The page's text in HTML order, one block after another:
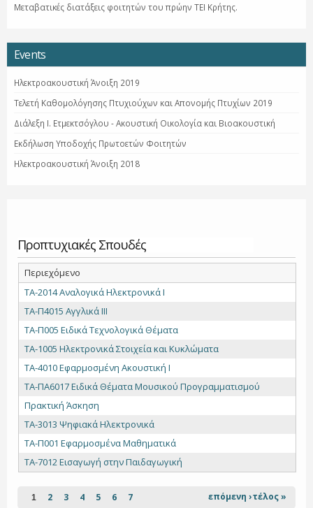
Μεταβατικές διατάξεις φοιτητών του πρώην ΤΕΙ Κρήτης.
Events
Ηλεκτροακουστική Άνοιξη 2019
Τελετή Καθομολόγησης Πτυχιούχων και Απονομής Πτυχίων 2019
Διάλεξη Ι. Ετμεκτσόγλου - Ακουστική Οικολογία και Βιοακουστική
Εκδήλωση Υποδοχής Πρωτοετών Φοιτητών
Ηλεκτροακουστική Άνοιξη 2018
Προπτυχιακές Σπουδές
Περιεχόμενο
ΤΑ-2014 Αναλογικά Ηλεκτρονικά Ι
ΤΑ-Π4015 Αγγλικά ΙΙΙ
ΤΑ-Π005 Ειδικά Τεχνολογικά Θέματα
ΤΑ-1005 Ηλεκτρονικά Στοιχεία και Κυκλώματα
ΤΑ-4010 Εφαρμοσμένη Ακουστική Ι
ΤΑ-ΠΑ6017 Ειδικά Θέματα Μουσικού Προγραμματισμού
Πρακτική Άσκηση
ΤΑ-3013 Ψηφιακά Ηλεκτρονικά
ΤΑ-Π001 Εφαρμοσμένα Μαθηματικά
ΤΑ-7012 Εισαγωγή στην Παιδαγωγική
Σελίδες
1 2 3 4 5 6 7 επόμενη ›τέλος »